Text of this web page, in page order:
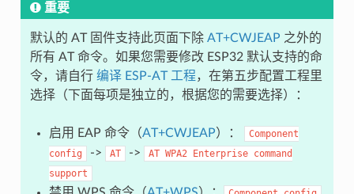
重要
默认的 AT 固件支持此页面下除 AT+CWJEAP 之外的
所有 AT 命令。如果您需要修改 ESP32 默认支持的命
令，请自行 编译 ESP-AT 工程，在第五步配置工程里
选择（下面每项是独立的，根据您的需要选择）：
启用 EAP 命令（AT+CWJEAP）：
Component
config
-> AT -> AT WPA2 Enterprise command
support